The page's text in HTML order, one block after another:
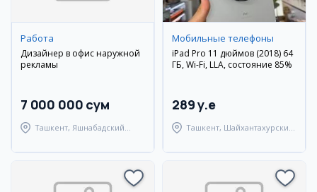
Работа
Дизайнер в офис наружной
рекламы
7 000 000 сум
Ташкент, Яшнабадский
Мобильные телефоны
iPad Pro 11 дюймов (2018) 64
ГБ, Wi-Fi, LLA, состояние 85%
289 y.e
Ташкент, Шайхантахурский